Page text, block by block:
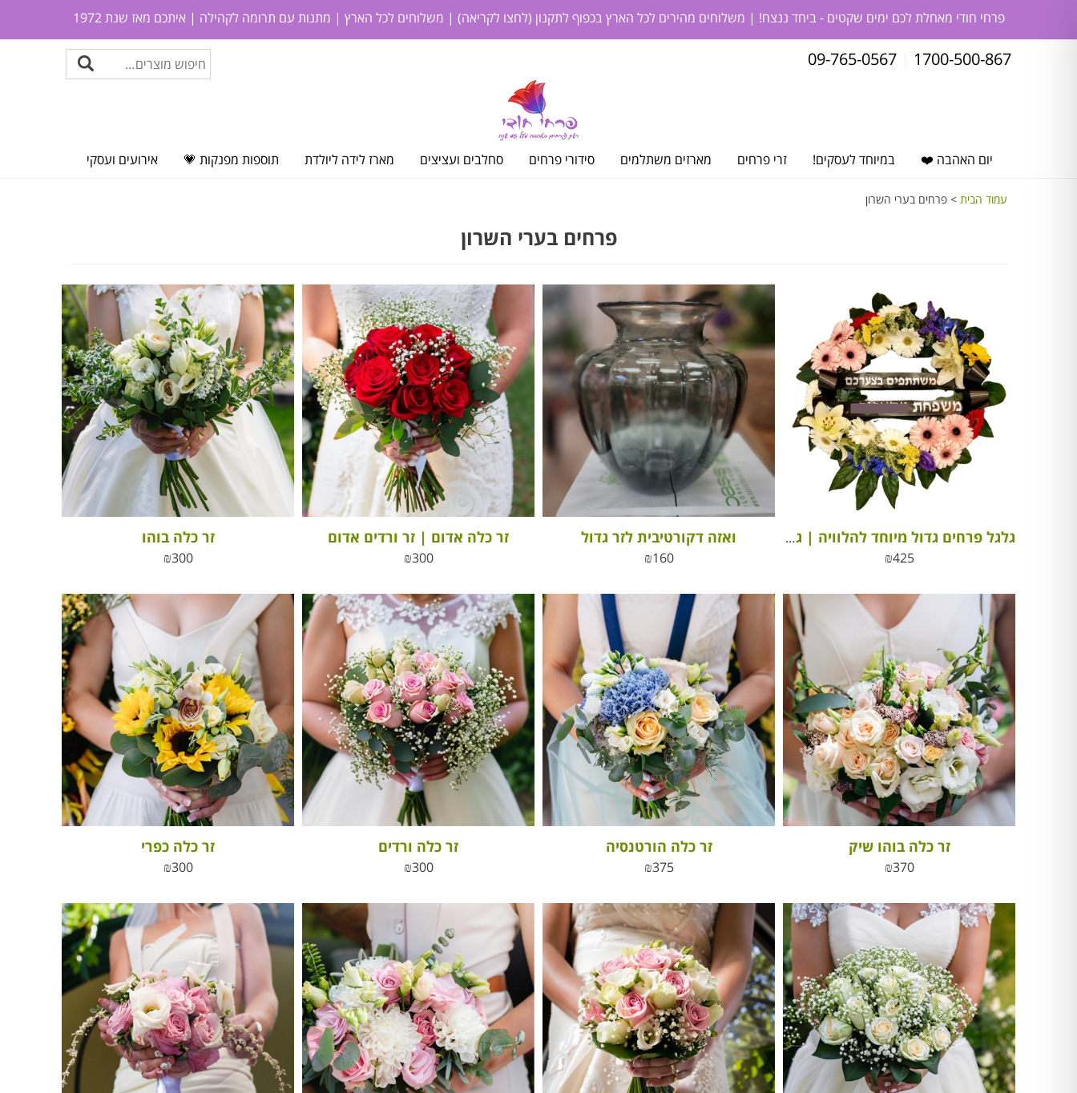
פרחי חודי מאחלת לכם ימים שקטים - ביחד ננצח! | משלוחים מהירים לכל הארץ בכפוף לתקנון (לחצו לקריאה) | משלוחים לכל הארץ | מתנות עם תרומה לקהילה | איתכם מאז שנת 1972
1700-500-867
09-765-0567
יום האהבה ❤️ במיוחד לעסקים! זרי פרחים מארזים משתלמים סידורי פרחים סחלבים ועציצים מארז לידה ליולדת תוספות מפנקות 💗 אירועים ועסקי
עמוד הבית > פרחים בערי השרון
פרחים בערי השרון
גלגל פרחים גדול מיוחד להלוויה | גלגל אבל ללוויה
₪425
ואזה דקורטיבית לזר גדול
₪160
זר כלה אדום | זר ורדים אדום
₪300
זר כלה בוהו
₪300
זר כלה בוהו שיק
₪370
זר כלה הורטנסיה
₪375
זר כלה ורדים
₪300
זר כלה כפרי
₪300